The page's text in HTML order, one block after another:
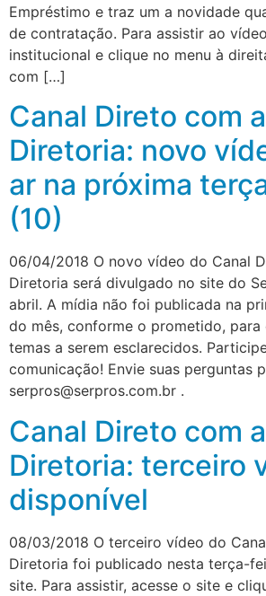
Empréstimo e traz um a novidade
de contratação. Para assistir ao
institucional e clique no menu à
com […]
Canal Direto com a
Diretoria: novo
ar na próxima
(10)
06/04/2018 O novo vídeo do Canal
Diretoria será divulgado no site do
abril. A mídia não foi publicada na
do mês, conforme o prometido,
temas a serem esclarecidos.
comunicação! Envie suas perguntas
serpros@serpros.com.br .
Canal Direto com a
Diretoria: terceiro
disponível
08/03/2018 O terceiro vídeo do
Diretoria foi publicado nesta terça-
site. Para assistir, acesse o site e